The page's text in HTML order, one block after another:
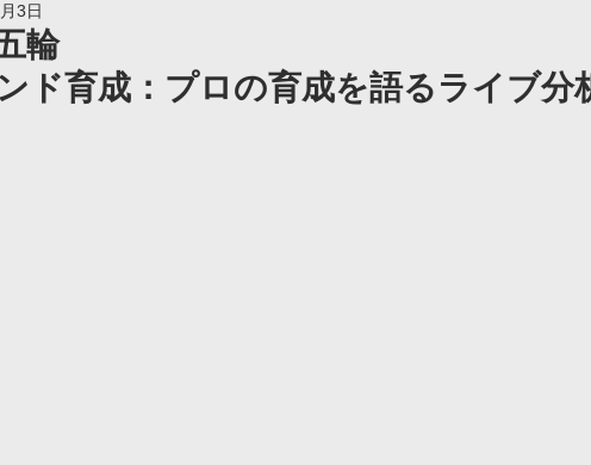
ルツ福岡校 ヴェルツ太田校
3日
輪
ド育成：プロの育成を語るライブ分